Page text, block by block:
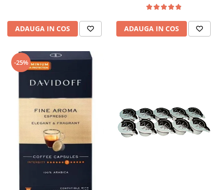
ADAUGA IN COS ADAUGA IN COS
-25%